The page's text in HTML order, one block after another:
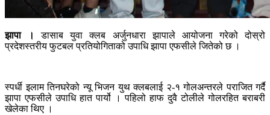
झापा ।
डासाब युवा क्लब अर्जुनधारा झापाले आयोजना गरेको दोस्रो
प्रदेशस्तरीय फुटबल प्रतियोगिताको उपाधि झापा एफसीले जितेको छ ।
स्पर्धी इलाम तिनघरेको न्यू भिजन युथ क्लबलाई २-१ गोलअन्तरले पराजित गर्दै
झापा एफसीले उपाधि हात पार्यो । पहिलो हाफ दुवै टोलीले गोलरहित बराबरी
खेलेका थिए ।